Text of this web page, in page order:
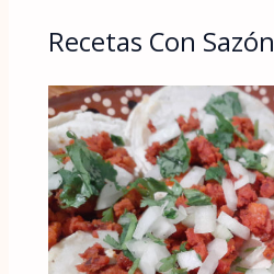
Recetas Con Sazón